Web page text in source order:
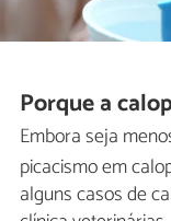
Porque a
Embora seja
picacismo em
alguns casos de